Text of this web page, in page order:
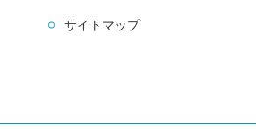
サイトマップ